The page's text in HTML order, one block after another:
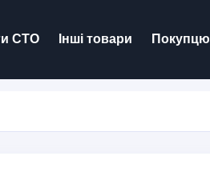
СТО Інші товари Покупцю